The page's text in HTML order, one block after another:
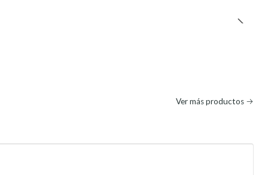
Ver más productos